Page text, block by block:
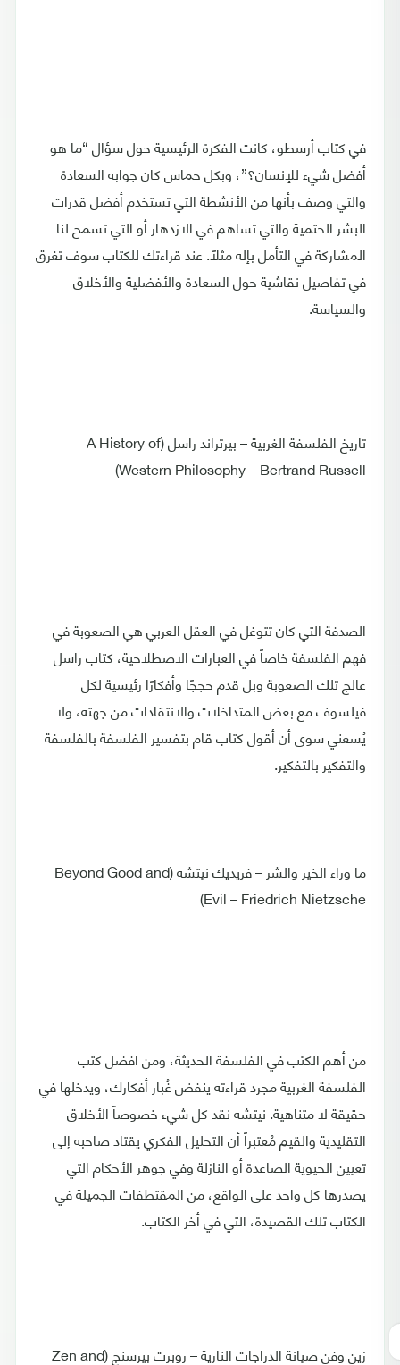
في كتاب أرسطو، كانت الفكرة الرئيسية حول سؤال “ما هو
أفضل شيء للإنسان؟”، وبكل حماس كان جوابه السعادة
والتي وصف بأنها من الأنشطة التي تستخدم أفضل قدرات
البشر الحتمية والتي تساهم في الازدهار أو التي تسمح لنا
المشاركة في التأمل بإله مثلاً. عند قراءتك للكتاب سوف تغرق
في تفاصيل نقاشية حول السعادة والأفضلية والأخلاق
والسياسة.
تاريخ الفلسفة الغربية – بيرتراند راسل (A History of
Western Philosophy – Bertrand Russell)
الصدفة التي كان تتوغل في العقل العربي هي الصعوبة في
فهم الفلسفة خاصاً في العبارات الاصطلاحية، كتاب راسل
عالج تلك الصعوبة وبل قدم حججًا وأفكارًا رئيسية لكل
فيلسوف مع بعض المتداخلات والانتقادات من جهته، ولا
يُسعني سوى أن أقول كتاب قام بتفسير الفلسفة بالفلسفة
والتفكير بالتفكير.
ما وراء الخير والشر – فريديك نيتشه (Beyond Good and
Evil – Friedrich Nietzsche)
من أهم الكتب في الفلسفة الحديثة، ومن افضل كتب
الفلسفة الغربية مجرد قراءته ينفض غُبار أفكارك، ويدخلها في
حقيقة لا متناهية. نيتشه نقد كل شيء خصوصاً الأخلاق
التقليدية والقيم مُعتبراً أن التحليل الفكري يقتاد صاحبه إلى
تعيين الحيوية الصاعدة أو النازلة وفي جوهر الأحكام التي
يصدرها كل واحد على الواقع، من المقتطفات الجميلة في
الكتاب تلك القصيدة، التي في أخر الكتاب.
زين وفن صيانة الدراجات النارية – روبرت بيرسنج (Zen and